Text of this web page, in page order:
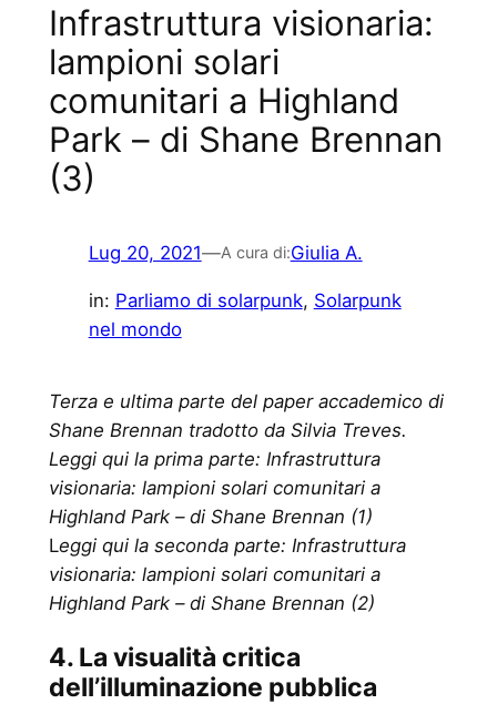
Infrastruttura visionaria:
lampioni solari
comunitari a Highland
Park – di Shane Brennan
(3)
Lug 20, 2021—A cura di:Giulia A.
in: Parliamo di solarpunk, Solarpunk
nel mondo
Terza e ultima parte del paper accademico di
Shane Brennan tradotto da Silvia Treves.
Leggi qui la prima parte: Infrastruttura
visionaria: lampioni solari comunitari a
Highland Park – di Shane Brennan (1)
Leggi qui la seconda parte: Infrastruttura
visionaria: lampioni solari comunitari a
Highland Park – di Shane Brennan (2)
4. La visualità critica
dell’illuminazione pubblica